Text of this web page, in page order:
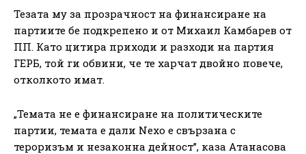
Тезата му за прозрачност на финансиране на
партиите бе подкрепено и от Михаил Камбарев от
ПП. Като цитира приходи и разходи на партия
ГЕРБ, той ги обвини, че те харчат двойно повече,
отколкото имат.
„Темата не е финансиране на политическите
партии, темата е дали Nexo е свързана с
тероризъм и незаконна дейност”, каза Атанасова